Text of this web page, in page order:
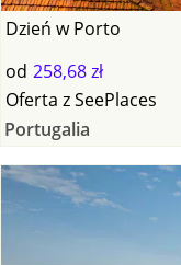
Dzień w Porto
od 258,68 zł
Oferta zSeePlaces
Portugalia